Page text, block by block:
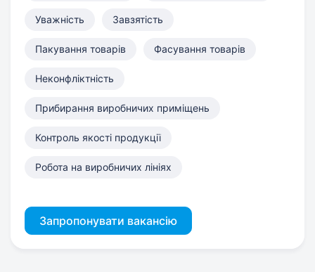
Уважність Завзятість
Пакування товарів Фасування товарів
Неконфліктність
Прибирання виробничих приміщень
Контроль якості продукції
Робота на виробничих лініях
Запропонувати вакансію